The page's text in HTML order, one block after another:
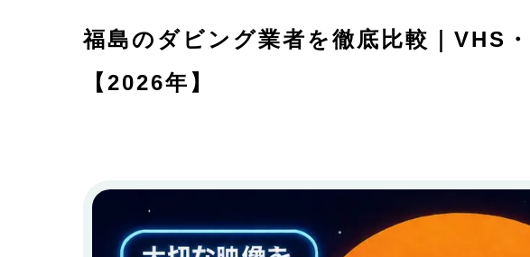
福島のダビング業者を徹底比較｜VHS
【2026年】